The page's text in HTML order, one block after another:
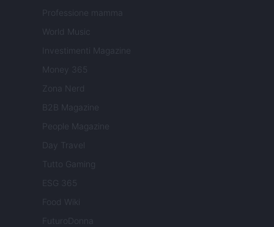
Professione mamma
World Music
Investimenti Magazine
Money 365
Zona Nerd
B2B Magazine
People Magazine
Day Travel
Tutto Gaming
ESG 365
Food Wiki
FuturoDonna